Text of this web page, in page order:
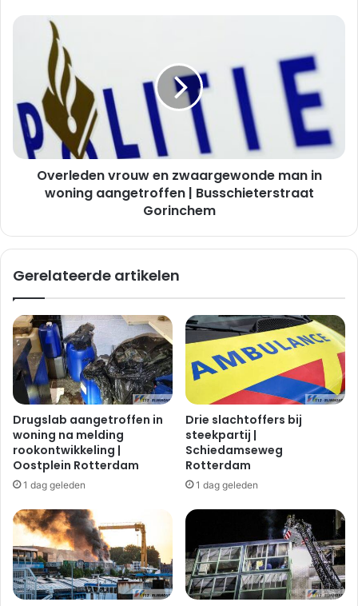
Overleden
zwaargewonde
in
woning
aangetroffen
|
Busschieterstraat
Gorinchem
Overleden vrouw en zwaargewonde man in
woning aangetroffen | Busschieterstraat
Gorinchem
Gerelateerde artikelen
Drugslab aangetroffen in
woning na melding
rookontwikkeling |
Oostplein Rotterdam
1 dag geleden
Drie slachtoffers bij
steekpartij |
Schiedamseweg
Rotterdam
1 dag geleden